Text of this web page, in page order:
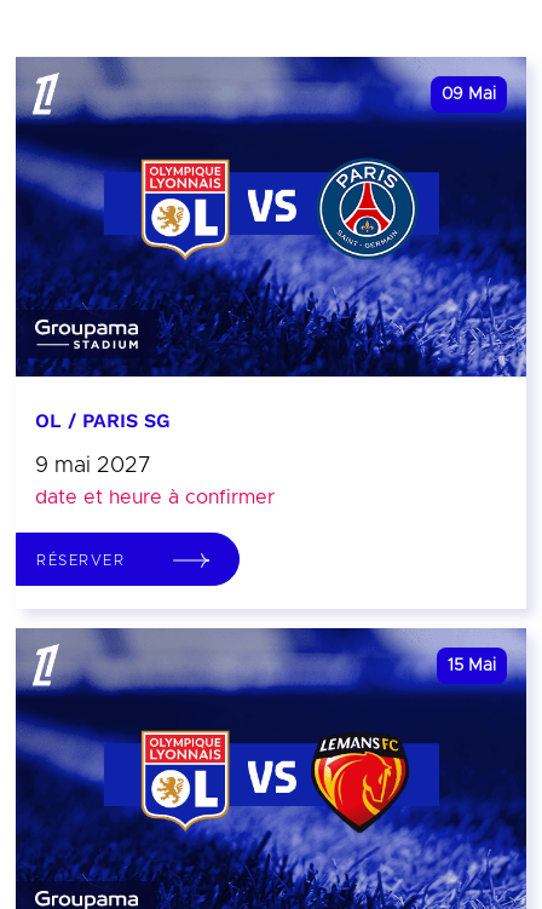
09 Mai
OL / PARIS SG
9 mai 2027
date et heure à confirmer
RÉSERVER
15 Mai